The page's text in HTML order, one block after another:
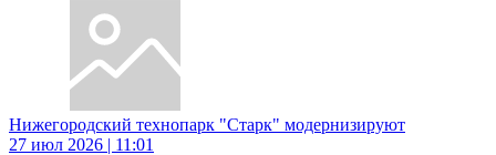
Нижегородский технопарк "Старк" модернизируют
27 июл 2026 | 11:01